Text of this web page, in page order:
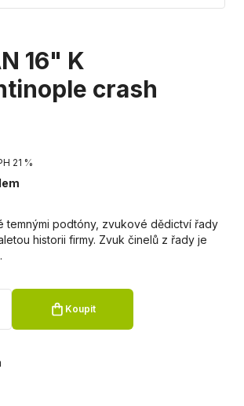
16" K
crash
21 %
temnými podtóny, zvukové dědictví řady
historii firmy. Zvuk činelů z řady je
Koupit